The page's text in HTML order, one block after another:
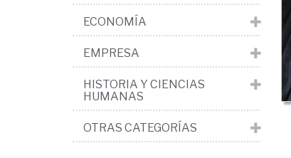
ECONOMÍA
EMPRESA
HISTORIA Y CIENCIAS
HUMANAS
OTRAS CATEGORÍAS